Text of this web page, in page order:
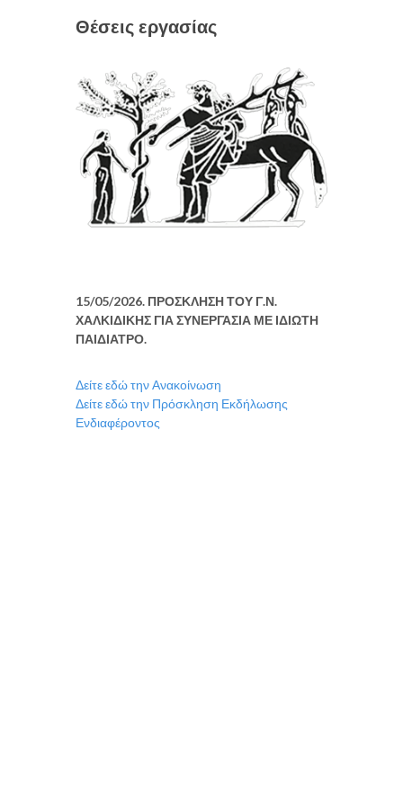
Θέσεις εργασίας
15/05/2026. ΠΡΟΣΚΛΗΣΗ ΤΟΥ Γ.Ν.
ΧΑΛΚΙΔΙΚΗΣ ΓΙΑ ΣΥΝΕΡΓΑΣΙΑ ΜΕ ΙΔΙΩΤΗ
ΠΑΙΔΙΑΤΡΟ.
Δείτε εδώ την Ανακοίνωση
Δείτε εδώ την Πρόσκληση Εκδήλωσης
Ενδιαφέροντος